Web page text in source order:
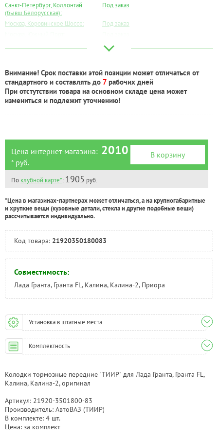
Санкт-Петербург, Коллонтай
(бывш.Белорусская):
Под заказ
Москва, Коровинское Шоссе:
Под заказ
Под заказ
Самара:
Под заказ
Тверь:
Под заказ
Тюмень:
Под заказ
Внимание! Срок поставки этой позиции может отличаться от
стандартного и составлять до 7 рабочих дней
При отстутствии товара на основном складе цена может
измениться и подлежит уточнению!
Цена интернет-магазина: 2010
* руб.
В корзину
По клубной карте*: 1905 руб.
*Цена в магазинах-партнерах может отличаться, а на крупногабаритные
и хрупкие вещи (кузовные детали, стекла и другие подобные вещи)
рассчитывается индивидуально.
Код товара: 21920350180083
Совместимость:
Лада Гранта, Гранта FL, Калина, Калина-2, Приора
Установка в штатные места
Комплектность
Колодки тормозные передние "ТИИР" для Лада Гранта, Гранта FL,
Калина, Калина-2, оригинал
Артикул: 21920-3501800-83
Производитель: АвтоВАЗ (ТИИР)
В комплекте: 4 шт.
Цена: за комплект